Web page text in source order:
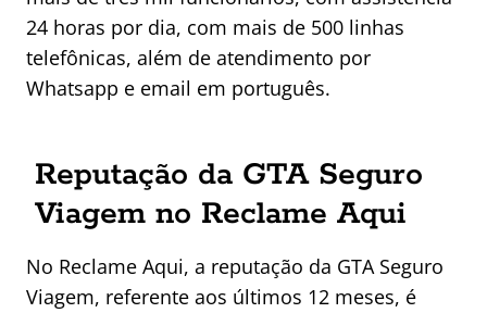
24 horas por dia, com mais de 500 linhas
telefônicas, além de atendimento por
Whatsapp e email em português.
Reputação da GTA Seguro
Viagem no Reclame Aqui
No Reclame Aqui, a reputação da GTA Seguro
Viagem, referente aos últimos 12 meses, é